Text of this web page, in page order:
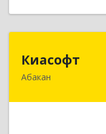
Киасофт
Абакан
655017, Хакасия